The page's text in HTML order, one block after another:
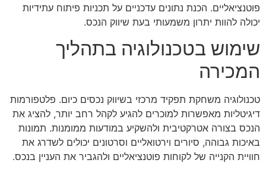
פוטנציאליים. הכנת נתונים עדכניים על תכניות פיתוח עתידיות
יכולה להוות יתרון משמעותי בעת שיווק הנכס.
שימוש בטכנולוגיה בתהליך
המכירה
טכנולוגיה משחקת תפקיד מרכזי בשיווק נכסים כיום. פלטפורמות
דיגיטליות מאפשרות למוכרים להגיע לקהל רחב יותר, להציג את
הנכס בצורה אטרקטיבית ולהשקיע במודעות ממומנות. תמונות
באיכות גבוהה, סיורים וירטואליים וסרטונים יכולים לשדרג את
חוויית הקנייה של לקוחות פוטנציאליים ולהגביר את העניין בנכס.